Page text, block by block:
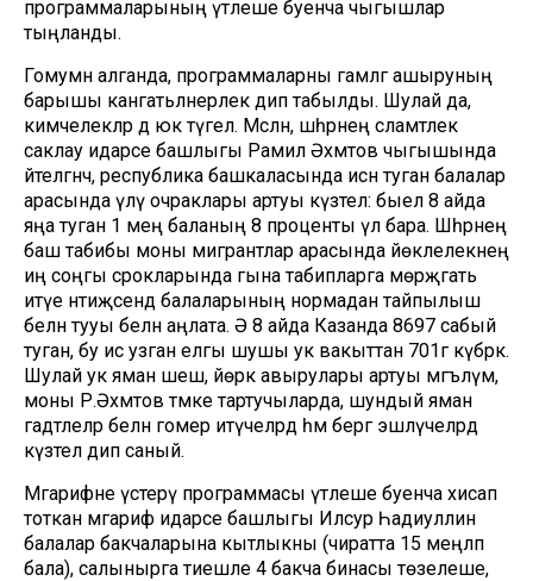
программаларының үтәлеше буенча чыгышлар
тыңланды.
Гомумән алганда, программаларны гамәлгә ашыруның
барышы канәгатьләнерлек дип табылды. Шулай да,
кимчелекләр дә юк түгел. Мәсәлән, шәһәрнең сәламәтлек
саклау идарәсе башлыгы Рамил Әхмәтов чыгышында
әйтелгәнчә, республика башкаласында исән туган балалар
арасында үлү очраклары артуы күзәтелә: быел 8 айда
яңа туган 1 мең баланың 8 проценты үлә бара. Шәһәрнең
баш табибы моны мигрантлар арасында йөклелекнең
иң соңгы срокларында гына табипларга мөрәҗәгать
итүе нәтиҗәсендә балаларының нормадан тайпылыш
белән тууы белән аңлата. Ә 8 айда Казанда 8697 сабый
туган, бу исә узган елгы шушы ук вакыттан 701гә күбрәк.
Шулай ук яман шеш, йөрәк авырулары артуы мәгълүм,
моны Р.Әхмәтов тәмәке тартучыларда, шундый яман
гадәтлеләр белән гомер итүчеләрдә һәм бергә эшләүчеләрдә
күзәтелә дип саный.
Мәгарифне үстерү программасы үтәлеше буенча хисап
тоткан мәгариф идарәсе башлыгы Илсур Һадиуллин
балалар бакчаларына кытлыкны (чиратта 15 меңләп
бала), салынырга тиешле 4 бакча бинасы төзелеше,